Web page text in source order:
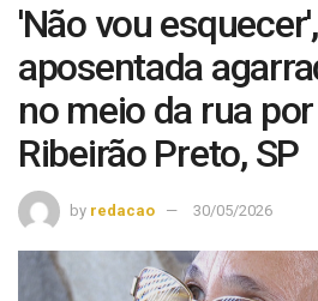
'Não vou
aposentada
no meio da rua
Ribeirão Preto, SP
by redacao 30/05/2026